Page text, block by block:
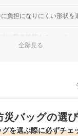
負担になりにくい形状を
や防炎性能もチェック
ランキングもチェック！
全部見る
災バッグの選
を選ぶ際に必ずチェ